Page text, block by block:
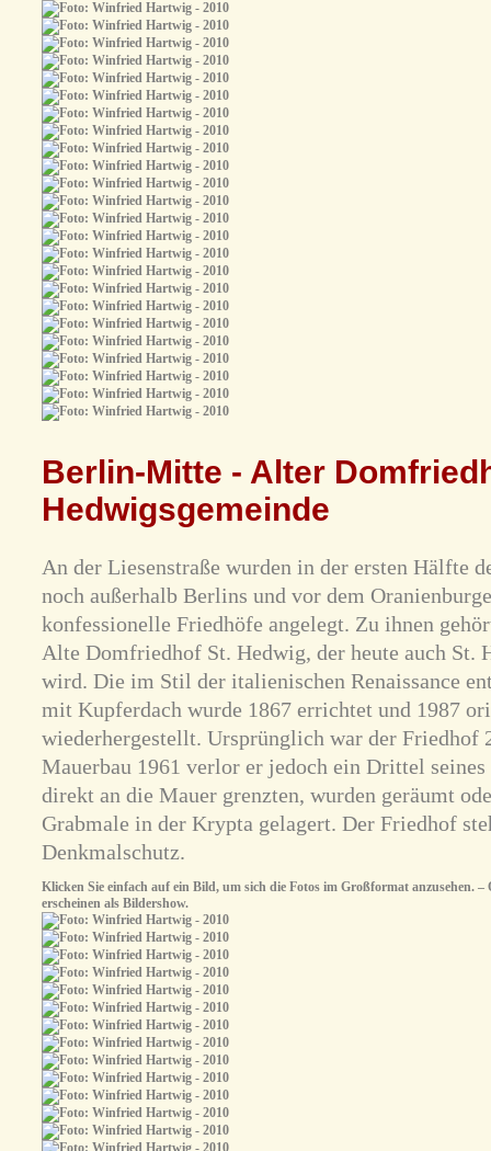
Berlin-Mitte - Alter
Hedwigsgemeinde
An der Liesenstraße wurden in der ersten Hälfte
noch außerhalb Berlins und vor dem
konfessionelle Friedhöfe angelegt. Zu ihnen
Alte Domfriedhof St. Hedwig, der heute auch St.
wird. Die im Stil der italienischen Renaissance
mit Kupferdach wurde 1867 errichtet und 1987
wiederhergestellt. Ursprünglich war der Friedhof
Mauerbau 1961 verlor er jedoch ein Drittel
direkt an die Mauer grenzten, wurden geräumt
Grabmale in der Krypta gelagert. Der Friedhof
Denkmalschutz.
Klicken Sie einfach auf ein Bild, um sich die Fotos im Großformat anzusehen. –
erscheinen als Bildershow.